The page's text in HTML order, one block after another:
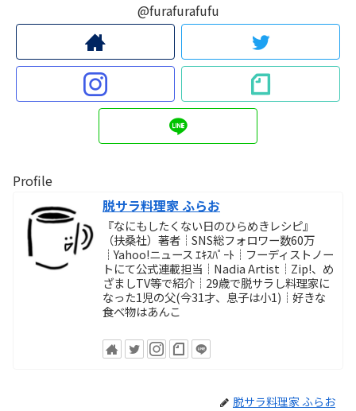
@furafurafufu
Profile
脱サラ料理家 ふらお
『なにもしたくない日のひらめきレシピ』
（扶桑社）著者┊SNS総フォロワー数60万
┊Yahoo!ニュース ｴｷｽﾊﾟｰﾄ┊フーディストノー
トにて公式連載担当┊Nadia Artist┊Zip!、め
ざましTV等で紹介┊29歳で脱サラし料理家に
なった1児の父(今31才、息子は小1)┊好きな
食べ物はあんこ
脱サラ料理家 ふらお